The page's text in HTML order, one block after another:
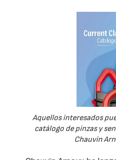
Aquellos interesados
catálogo de pinzas y
Chauvin